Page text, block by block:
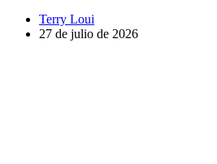
Terry Loui
27 de julio de 2026